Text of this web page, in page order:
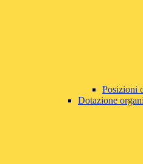
Posizioni
Dotazione